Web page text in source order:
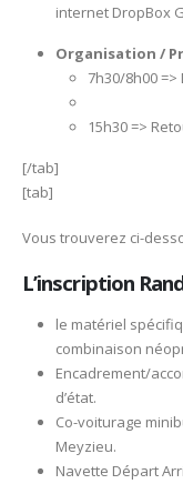
internet DropBox
Organisation /
7h30/8h00
15h30 =>
[/tab]
[tab]
Vous trouverez ci-
L’inscription
le matériel
combinaison
Encadrement/
d’état.
Co-voiturage
Meyzieu.
Navette Départ